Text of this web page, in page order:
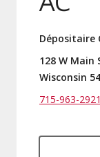
Dépositaire
128 W Main
Wisconsin
715-963-2921